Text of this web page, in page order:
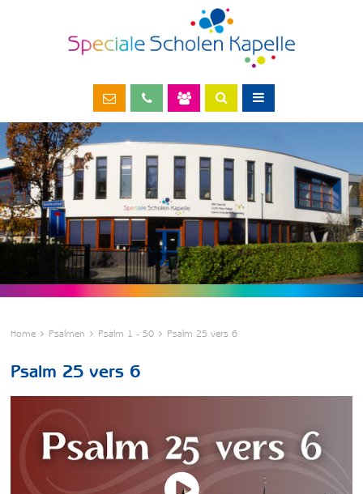
Home Psalmen Psalm 1 - 50 Psalm 25 vers 6
Psalm 25 vers 6